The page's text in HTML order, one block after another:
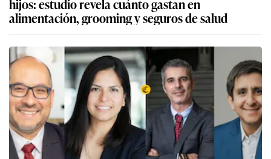
alimentación, grooming y seguros de salud